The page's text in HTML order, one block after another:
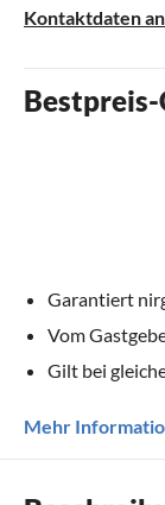
Kontaktdaten
Garantiert
Vom
Gilt bei
Mehr